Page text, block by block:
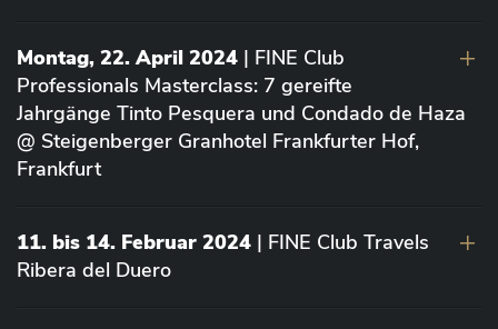
Montag, 22. April 2024 | FINE Club
Professionals Masterclass: 7 gereifte
Jahrgänge Tinto Pesquera und Condado de Haza
@ Steigenberger Granhotel Frankfurter Hof,
Frankfurt
11. bis 14. Februar 2024 | FINE Club Travels
Ribera del Duero